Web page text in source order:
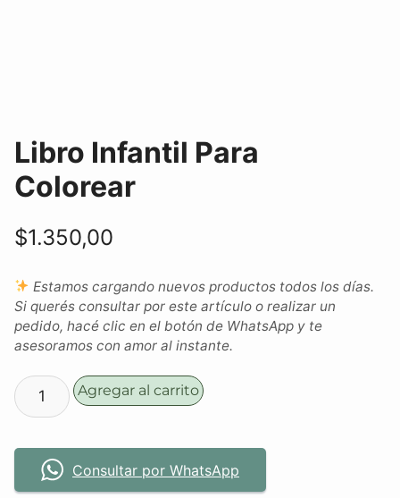
Libro Infantil Para
Colorear
$1.350,00
Estamos cargando nuevos productos todos los días.
Si querés consultar por este artículo o realizar un
pedido, hacé clic en el botón de WhatsApp y te
asesoramos con amor al instante.
Agregar al carrito
Consultar por WhatsApp